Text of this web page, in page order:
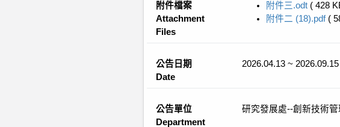
附件檔案
Attachment
Files
附件三.odt ( 428
附件二 (18).pdf (
公告日期
Date
2026.04.13 ~ 2026.09.15
公告單位
Department
研究發展處--創新技術管